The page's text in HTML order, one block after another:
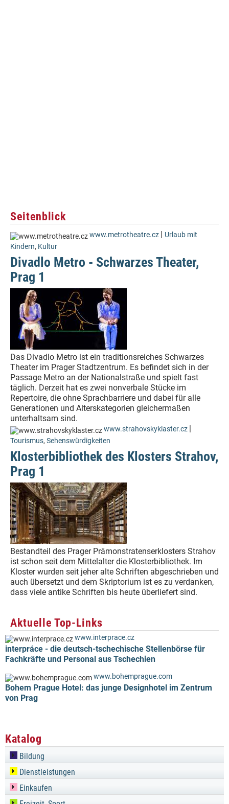
Seitenblick
www.metrotheatre.cz | Urlaub mit
Kindern, Kultur
Divadlo Metro - Schwarzes Theater,
Prag 1
Das Divadlo Metro ist ein traditionsreiches Schwarzes
Theater im Prager Stadtzentrum. Es befindet sich in der
Passage Metro an der Nationalstraße und spielt fast
täglich. Derzeit hat es zwei nonverbale Stücke im
Repertoire, die ohne Sprachbarriere und dabei für alle
Generationen und Alterskategorien gleichermaßen
unterhaltsam sind.
www.strahovskyklaster.cz |
Tourismus, Sehenswürdigkeiten
Klosterbibliothek des Klosters Strahov,
Prag 1
Bestandteil des Prager Prämonstratenserklosters Strahov
ist schon seit dem Mittelalter die Klosterbibliothek. Im
Kloster wurden seit jeher alte Schriften abgeschrieben und
auch übersetzt und dem Skriptorium ist es zu verdanken,
dass viele antike Schriften bis heute überliefert sind.
Aktuelle Top-Links
www.interprace.cz
interpráce - die deutsch-tschechische Stellenbörse für
Fachkräfte und Personal aus Tschechien
www.bohemprague.com
Bohem Prague Hotel: das junge Designhotel im Zentrum
von Prag
Katalog
Bildung
Dienstleistungen
Einkaufen